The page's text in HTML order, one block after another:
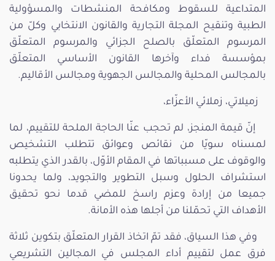
المتداعية للسقوط ومكافحة المنشطات والمسؤولية
الطبية وتنقيح المجلة التجارية والقانون الانتخابي وكلّ من
المرسوم المتعلّق بالصلح الجزائي والمرسوم المتعلّق
بمؤسسة فداء وآخرها القانون الأساسي المتعلّق
بالمجالس المحلية والمجالس الجهوية ومجالس الأقاليم.
زميلاتي، زملائي الأعزّاء،
إنّ قيمة المنجز، لم تحجب عنّا الحاجة الملحة للتقييم، لما
لمسناه سويّا من نقائص وعوائق تتطلب التشخيص
والوقوف على مسبباتها في المقام الأوّل، بالقدر الذي يتطلبه
استشراف الحلول وسبل التطوير والتجويد، ولما يحدونا
جميعا من إرادة وعزم راسخ للمضي قدما نحو تحقيق
الأهداف التي تحمّلنا من أجلها هذه الأمانة.
وفي هذا السياق، فقد تمّ اتخاذ القرار المتعلّق بتكوين ثلاثة
فرق عمل لتقييم أداء المجلس في المجالين التشريعي